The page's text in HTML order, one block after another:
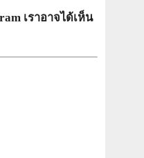
เราอาจได้เห็น